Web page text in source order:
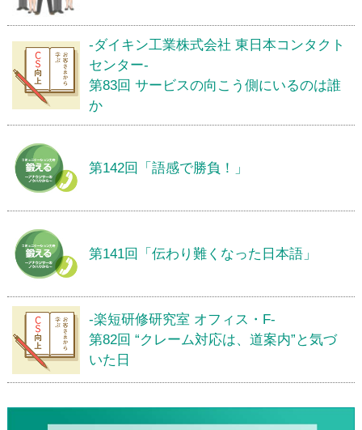
-ダイキン工業株式会社 東日本コンタクト
センター-
第83回 サービスの向こう側にいるのは誰
か
第142回「語感で勝負！」
第141回「伝わり難くなった日本語」
-楽短研修研究室 オフィス・F-
第82回 “クレーム対応は、道案内”と気づ
いた日